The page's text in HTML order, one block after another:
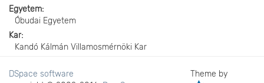
Egyetem
Óbudai Egyetem
Kar
Kandó Kálmán Villamosmérnöki Kar
DSpace software
Theme by